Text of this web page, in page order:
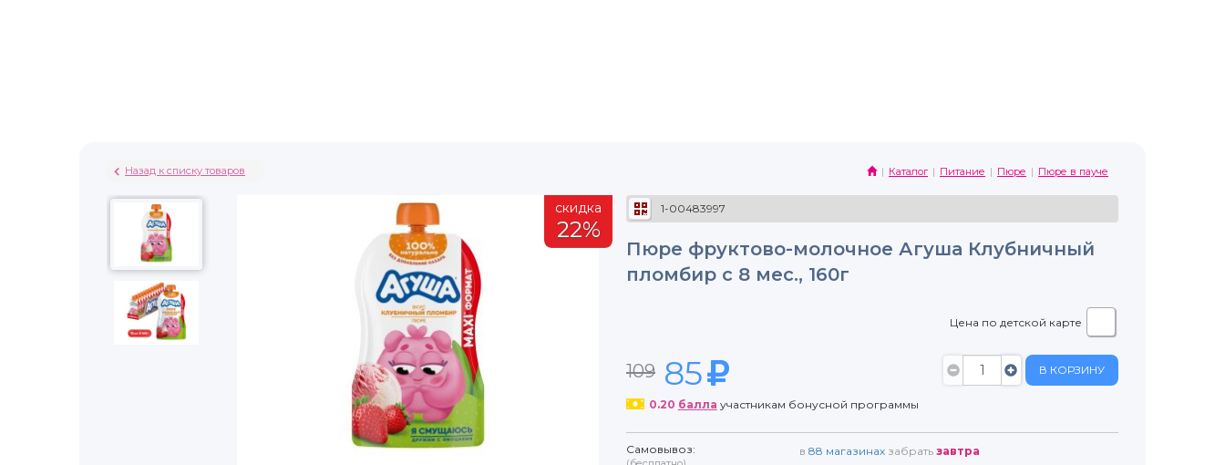
Назад к списку товаров Каталог Питание Пюре Пюре в пауче
скидка
22%
1-00483997
Пюре фруктово-молочное Агуша Клубничный
пломбир с 8 мес., 160г
Цена по детской карте
109 85 В КОРЗИНУ
0.20 балла участникам бонусной программы
Самовывоз: в 88 магазинах забрать завтра